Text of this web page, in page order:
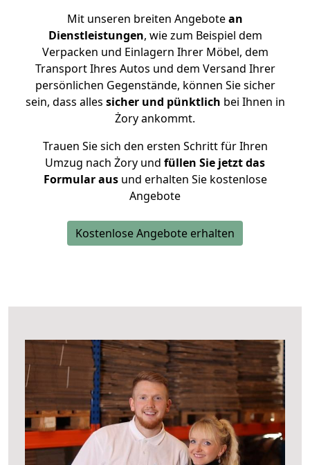
Mit unseren breiten Angebotean
Dienstleistungen, wie zum Beispiel dem
Verpacken und Einlagern Ihrer Möbel, dem
Transport Ihres Autos und dem Versand Ihrer
persönlichen Gegenstände, können Sie sicher
sein, dass alles sicher und pünktlich bei Ihnen in
Żory ankommt.
Trauen Sie sich den ersten Schritt für Ihren
Umzug nach Żory und füllen Sie jetzt das
Formular ausund erhalten Sie kostenlose
Angebote
Kostenlose Angebote erhalten